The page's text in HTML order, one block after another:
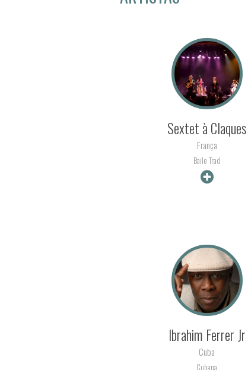
Sextet à Claques
França
Baile Trad
Ibrahim Ferrer Jr
Cuba
Cubana